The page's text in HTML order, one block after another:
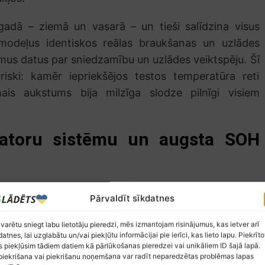
Pārvaldīt sīkdatnes
sniegt labu lietotāju pieredzi, mēs izmantojam risinājumus, kas ietver arī
lai uzglabātu un/vai piekļūtu informācijai pie ierīci, kas lieto lapu.
piekļūsim tādiem datiem kā pārlūkošanas pieredzei vai unikāliem ID šajā lapā.
vai piekrišanu noņemšana var radīt neparedzētas problēmas lapas
– ziemā un vasarā – un tieši salīdzina visus
identiskos reālas braukšanas un uzlādes
datus par sniedzamību un uzlādes veiktspēju. Šī
kamēr iepriekšējos testos temperatūra reti
aukstums bija milzīga slodze pilnīgi visiem
sistēmu un augsta SOH
sistēma. Šai sistēmai ir progresīva
šķidruma sadale, lai nodrošinātu konsekventu
un zemās temperatūrās. Kia akumulatoru
tika pierādīta intensīvās augsta SOH (state of
simulācijās, kas ietvēra 110 000 kilometru